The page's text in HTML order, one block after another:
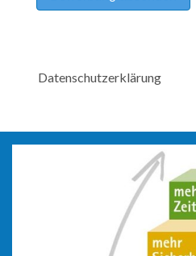
Datenschutzerklärung